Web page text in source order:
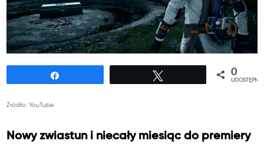
0
Źródło: YouTube
Nowy zwiastun i niecały miesiąc do premiery